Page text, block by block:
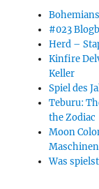
#023
Herd –
Kinfire
Keller
Spiel des
Teburu:
the Zodiac
Moon
Maschinen
Was